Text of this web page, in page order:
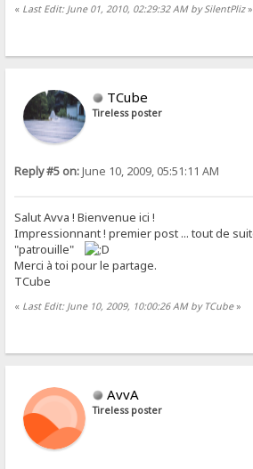
« Last Edit: June 01, 2010, 02:29:32 AM by SilentPliz»
TCube
Tireless poster
Reply #5 on:June 10, 2009, 05:51:11 AM
Salut Avva ! Bienvenue ici !
Impressionnant ! premier post ... tout de
"patrouille"
Merci à toi pour le partage.
TCube
« Last Edit: June 10, 2009, 10:00:26 AM by TCube»
AvvA
Tireless poster